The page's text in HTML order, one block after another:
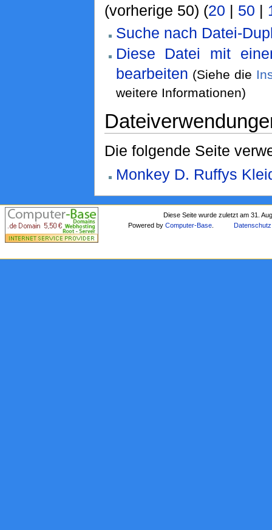
(vorherige 50) (20 | 50 |
Suche nach Datei-
Diese Datei mit
bearbeiten (Siehe die
weitere Informationen)
Die folgende Seite
Monkey D. Ruffys
Diese Seite wurde zuletzt am 31.
Powered byComputer-Base Datenschutz